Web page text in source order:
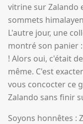
vitrine sur Zalando
sommets
L'autre jour, une
montré son panier
! Alors oui, c'était
même. C'est
vous concocter ce
Zalando sans finir
Soyons honnêtes :